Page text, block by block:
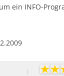
ein INFO-
: